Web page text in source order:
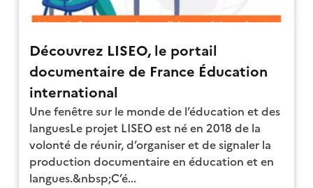
Découvrez LISEO, le portail
documentaire de France Éducation
international
Une fenêtre sur le monde de l’éducation et des
languesLe projet LISEO est né en 2018 de la
volonté de réunir, d’organiser et de signaler la
production documentaire en éducation et en
langues.&nbsp;C’é...